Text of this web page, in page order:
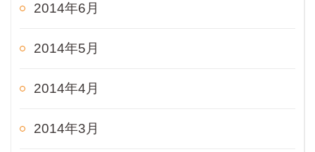
2014年6月
2014年5月
2014年4月
2014年3月